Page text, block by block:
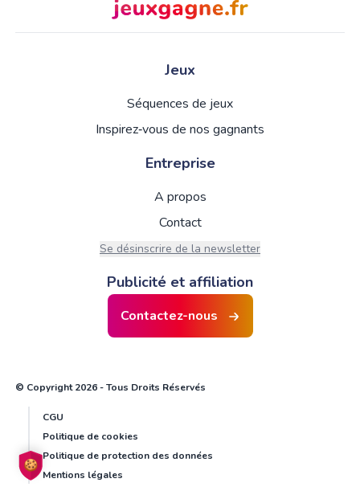
Jeux
Séquences de jeux
Inspirez‑vous de nos gagnants
Entreprise
A propos
Contact
Se désinscrire de la newsletter
Publicité et affiliation
Contactez-nous
© Copyright 2026 - Tous Droits Réservés
CGU
Politique de cookies
Politique de protection des données
Mentions légales